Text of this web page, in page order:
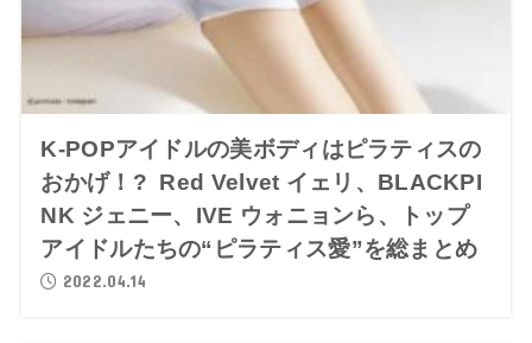
K-POPアイドルの美ボディはピラティスの
おかげ！? Red Velvet イェリ、BLACKPI
NK ジェニー、IVE ウォニョンら、トップ
アイドルたちの“ピラティス愛”を総まとめ
2022.04.14